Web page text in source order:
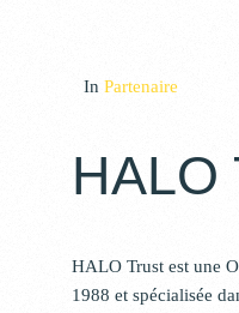
In Partenaire
HALO
HALO Trust est une
1988 et spécialisée